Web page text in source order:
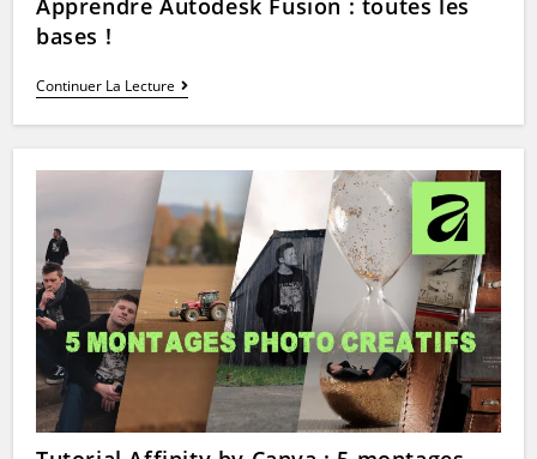
Apprendre Autodesk Fusion : toutes les
bases !
Continuer La LectureApprendre
Autodesk
Fusion
Bases
!